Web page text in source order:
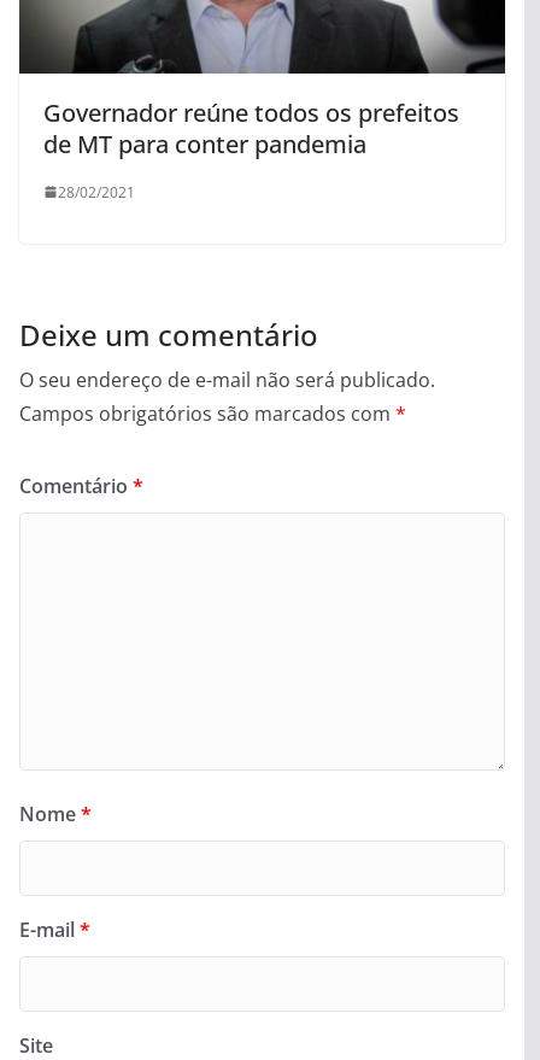
Governador reúne todos os prefeitos
de MT para conter pandemia
28/02/2021
Deixe um comentário
O seu endereço de e-mail não será publicado.
Campos obrigatórios são marcados com *
Comentário *
Nome*
E-mail*
Site